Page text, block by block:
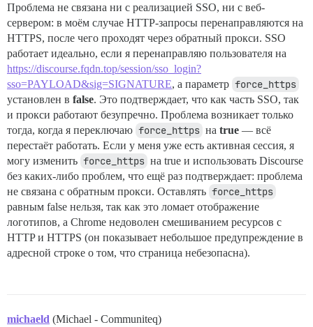
Проблема не связана ни с реализацией SSO, ни с веб-
сервером: в моём случае HTTP-запросы перенаправляются на
HTTPS, после чего проходят через обратный прокси. SSO
работает идеально, если я перенаправляю пользователя на
https://discourse.fqdn.top/session/sso_login?
sso=PAYLOAD&sig=SIGNATURE, а параметр force_https
установлен в false. Это подтверждает, что как часть SSO, так
и прокси работают безупречно. Проблема возникает только
тогда, когда я переключаю force_https на true — всё
перестаёт работать. Если у меня уже есть активная сессия, я
могу изменить force_https на true и использовать Discourse
без каких-либо проблем, что ещё раз подтверждает: проблема
не связана с обратным прокси. Оставлять force_https
равным false нельзя, так как это ломает отображение
логотипов, а Chrome недоволен смешиванием ресурсов с
HTTP и HTTPS (он показывает небольшое предупреждение в
адресной строке о том, что страница небезопасна).
michaeld (Michael - Communiteq)